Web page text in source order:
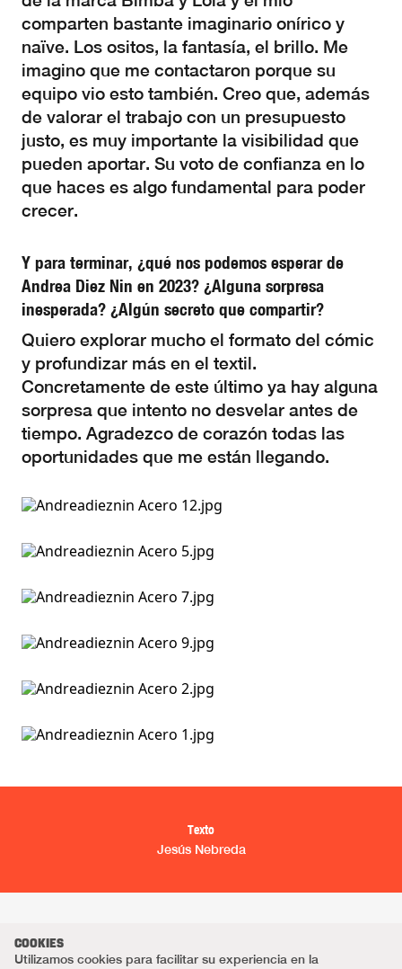
comparten bastante imaginario onírico y
naïve. Los ositos, la fantasía, el brillo. Me
imagino que me contactaron porque su
equipo vio esto también. Creo que, además
de valorar el trabajo con un presupuesto
justo, es muy importante la visibilidad que
pueden aportar. Su voto de confianza en lo
que haces es algo fundamental para poder
crecer.
Y para terminar, ¿qué nos podemos esperar de
Andrea Diez Nin en 2023? ¿Alguna sorpresa
inesperada? ¿Algún secreto que compartir?
Quiero explorar mucho el formato del cómic
y profundizar más en el textil.
Concretamente de este último ya hay alguna
sorpresa que intento no desvelar antes de
tiempo. Agradezco de corazón todas las
oportunidades que me están llegando.
Texto
Jesús Nebreda
COOKIES
Utilizamos cookies para facilitar su experiencia en la